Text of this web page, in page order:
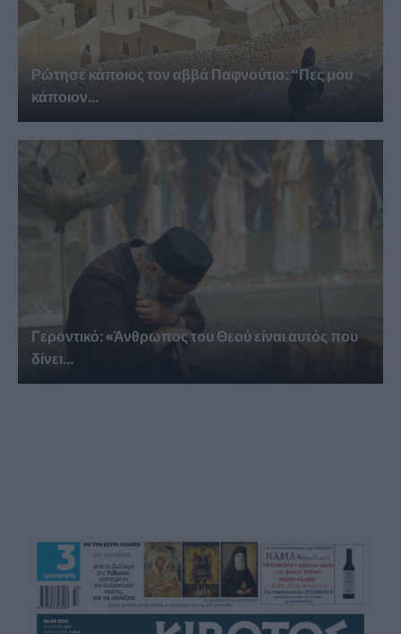
Ρώτησε κάποιος τον αββά Παφνούτιο: “Πες μου
κάποιον...
Γεροντικό: «Άνθρωπος του Θεού είναι αυτός που
δίνει...